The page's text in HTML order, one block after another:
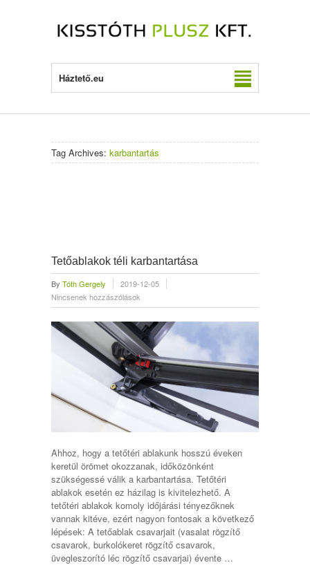
Háztető.eu
Tag Archives: karbantartás
Tetőablakok téli karbantartása
By Tóth Gergely
2019-12-05
Nincsenek hozzászólások
Ahhoz, hogy a tetőtéri ablakunk hosszú éveken
keretül örömet okozzanak, időközönként
szükségessé válik a karbantartása. Tetőtéri
ablakok esetén ez házilag is kivitelezhető. A
tetőtéri ablakok komoly időjárási tényezőknek
vannak kitéve, ezért nagyon fontosak a következő
lépések: A tetőablak csavarjait (vasalat rögzítő
csavarok, burkolókeret rögzítő csavarok,
üvegleszorító léc rögzítő csavarjai) évente …